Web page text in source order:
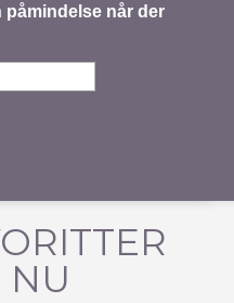
påmindelse når der
NU